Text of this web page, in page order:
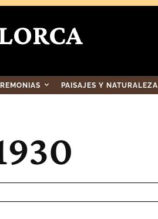
PAISAJES Y NATURALEZA